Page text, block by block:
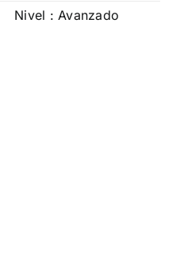
: Avanzado